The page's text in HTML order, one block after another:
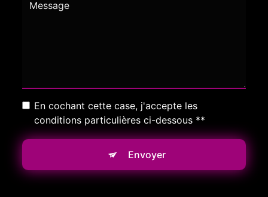
En cochant cette case, j'accepte les
conditions particulières ci-dessous **
Envoyer